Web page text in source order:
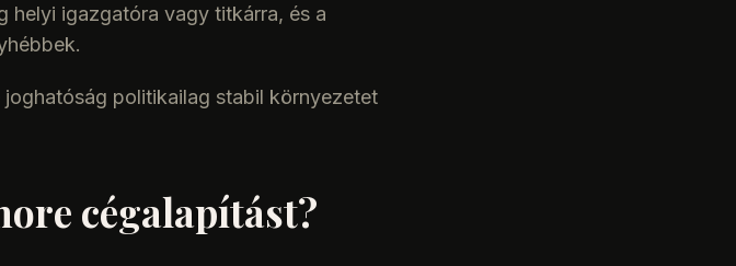
helyi igazgatóra vagy titkárra, és a
politikailag stabil környezetet
cégalapítást?